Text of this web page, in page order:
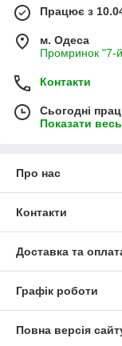
Працює з
м. Одеса
Промринок "7-
Контакти
Сьогодні
Показати
Про нас
Контакти
Доставка та
Графік роботи
Повна версія